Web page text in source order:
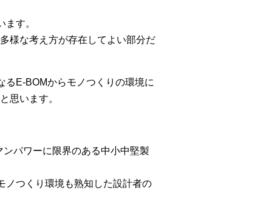
す。
様な考え方が存在してよい部分だ
るE-BOMからモノつくりの環境に
思います。
パワーに限界のある中小中堅製
ノつくり環境も熟知した設計者の